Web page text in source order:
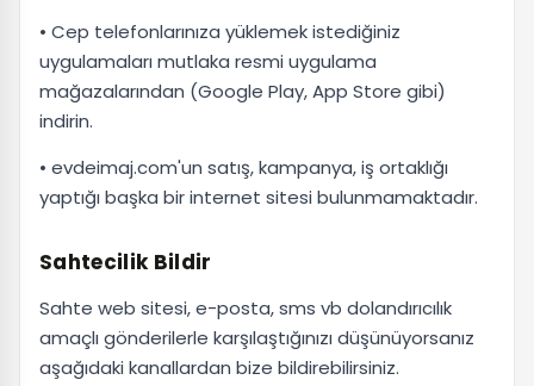
• Cep telefonlarınıza yüklemek istediğiniz
uygulamaları mutlaka resmi uygulama
mağazalarından (Google Play, App Store gibi)
indirin.
• evdeimaj.com'un satış, kampanya, iş ortaklığı
yaptığı başka bir internet sitesi bulunmamaktadır.
Sahtecilik Bildir
Sahte web sitesi, e-posta, sms vb dolandırıcılık
amaçlı gönderilerle karşılaştığınızı düşünüyorsanız
aşağıdaki kanallardan bize bildirebilirsiniz.